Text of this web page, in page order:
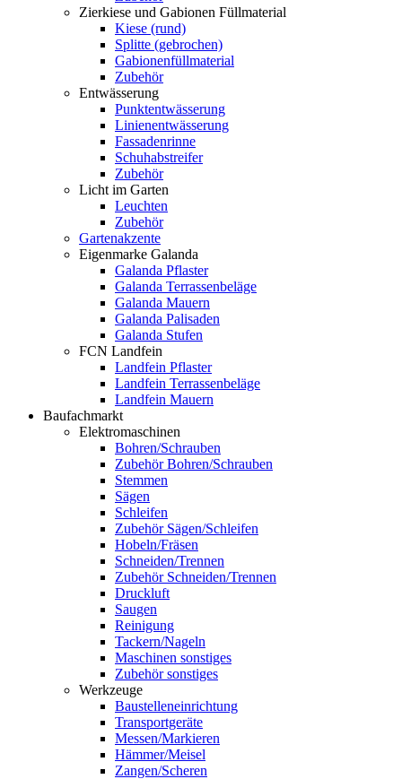
Zierkiese und Gabionen Füllmaterial
Kiese (rund)
Splitte (gebrochen)
Gabionenfüllmaterial
Zubehör
Entwässerung
Punktentwässerung
Linienentwässerung
Fassadenrinne
Schuhabstreifer
Zubehör
Licht im Garten
Leuchten
Zubehör
Gartenakzente
Eigenmarke Galanda
Galanda Pflaster
Galanda Terrassenbeläge
Galanda Mauern
Galanda Palisaden
Galanda Stufen
FCN Landfein
Landfein Pflaster
Landfein Terrassenbeläge
Landfein Mauern
Baufachmarkt
Elektromaschinen
Bohren/Schrauben
Zubehör Bohren/Schrauben
Stemmen
Sägen
Schleifen
Zubehör Sägen/Schleifen
Hobeln/Fräsen
Schneiden/Trennen
Zubehör Schneiden/Trennen
Druckluft
Saugen
Reinigung
Tackern/Nageln
Maschinen sonstiges
Zubehör sonstiges
Werkzeuge
Baustelleneinrichtung
Transportgeräte
Messen/Markieren
Hämmer/Meisel
Zangen/Scheren